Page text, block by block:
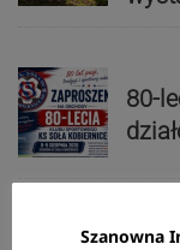
80-
Szanowna